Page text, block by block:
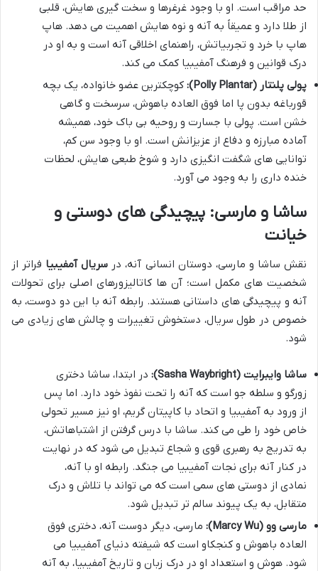
حد مراقب است. او با وجود غرغرها و سخت گیری هایش، قلبی
از طلا دارد و عمیقاً به آنه و نوه هایش اهمیت می دهد. هاپ
هاپ با خرد و تجربیاتش، راهنمای اخلاقی آنه است و به او در
درک قوانین و فرهنگ آمفیبیا کمک می کند.
پولی پلنتار (Polly Plantar):
کوچکترین عضو خانواده، یک بچه
قورباغه بدون پا اما فوق العاده باهوش، سرسخت و گاهی
خشن است. پولی با جسارت و روحیه بی باک خود، همیشه
آماده مبارزه و دفاع از عزیزانش است. او با وجود سن کم،
توانایی های شگفت انگیزی دارد و شوخ طبعی هایش، لحظات
خنده داری را به وجود می آورد.
ساشا و مارسی: پیچیدگی های دوستی و
خیانت
نقش ساشا و مارسی، دوستان انسانی آنه، در سریال آمفیبیا فراتر از
شخصیت های مکمل است؛ آن ها کاتالیزورهای اصلی برای تحولات
آنه و پیچیدگی های داستانی هستند. رابطه آنه با این دو دوست، به
خصوص در طول سریال، دستخوش تغییرات و چالش های زیادی می
شود.
ساشا وایبرایت (Sasha Waybright):
در ابتدا، ساشا دختری
زورگو و سلطه جو است که آنه را تحت نفوذ خود دارد. اما پس
از ورود به آمفیبیا و اتحاد با کاپیتان گریم، او نیز مسیر تحولی
خاص خود را طی می کند. ساشا با درس گرفتن از اشتباهاتش،
به تدریج به رهبری قوی و شجاع تبدیل می شود که در نهایت
در کنار آنه برای نجات آمفیبیا می جنگد. رابطه او با آنه،
نمادی از دوستی های سمی است که می تواند با تلاش و درک
متقابل، به یک پیوند سالم تر تبدیل شود.
مارسی وو (Marcy Wu):
مارسی، دیگر دوست آنه، دختری فوق
العاده باهوش و کنجکاو است که شیفته دنیای آمفیبیا می
شود. هوش و استعداد او در درک زبان و تاریخ آمفیبیا، به آنه